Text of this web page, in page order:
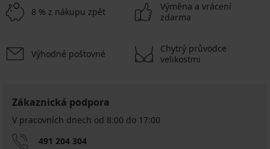
8 % z nákupu zpět
Výměna a vrácení
zdarma
Výhodné poštovné
Chytrý průvodce
velikostmi
Zákaznická podpora
V pracovních dnech od 8:00 do 17:00
491 204 304